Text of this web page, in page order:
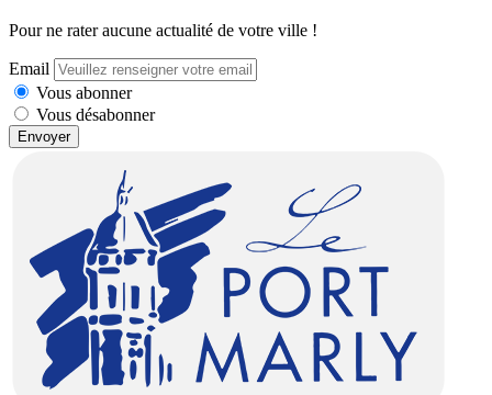
Pour ne rater aucune actualité de votre ville !
Email
Vous abonner
Vous désabonner
Envoyer